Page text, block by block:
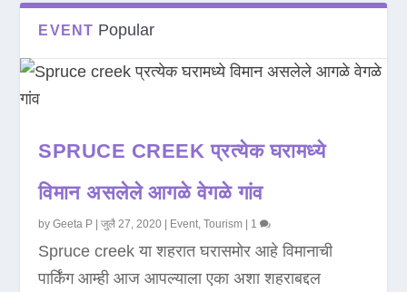
EVENT Popular
SPRUCE CREEK प्रत्येक घरामध्ये
विमान असलेले आगळे वेगळे गांव
byGeeta P |जुलै 27, 2020 Event,Tourism 1
Spruce creek या शहरात घरासमोर आहे विमानाची
पार्किंग आम्ही आज आपल्याला एका अशा शहराबद्दल